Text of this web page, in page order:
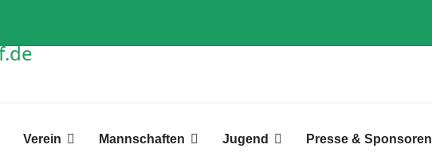
Verein Mannschaften Jugend Presse & Sponsoren